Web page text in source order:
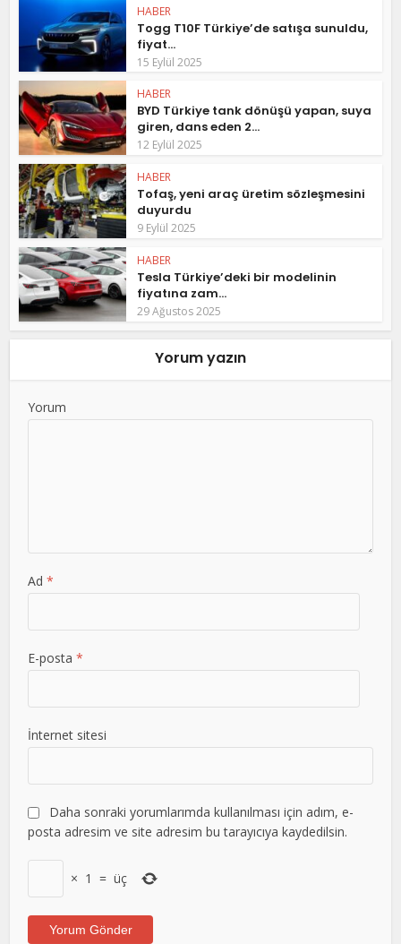
HABER
Togg T10F Türkiye’de satışa sunuldu,
fiyat...
15 Eylül 2025
HABER
BYD Türkiye tank dönüşü yapan, suya
giren, dans eden 2...
12 Eylül 2025
HABER
Tofaş, yeni araç üretim sözleşmesini
duyurdu
9 Eylül 2025
HABER
Tesla Türkiye’deki bir modelinin
fiyatına zam...
29 Ağustos 2025
Yorum yazın
Yorum
Ad*
E-posta*
İnternet sitesi
Daha sonraki yorumlarımda kullanılması için adım, e-
posta adresim ve site adresim bu tarayıcıya kaydedilsin.
× 1 = üç